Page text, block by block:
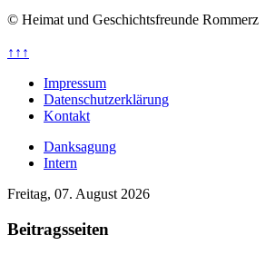
© Heimat und Geschichtsfreunde Rommerz
↑↑↑
Impressum
Datenschutzerklärung
Kontakt
Danksagung
Intern
Freitag, 07. August 2026
Beitragsseiten